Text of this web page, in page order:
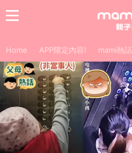
Home APP限定內容! mami熱話